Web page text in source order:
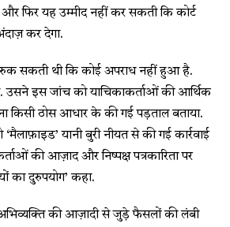
फिर यह उम्मीद नहीं कर सकती कि कोर्ट
कर देगा.
सकती थी कि कोई अपराध नहीं हुआ है.
इस जांच को याचिकाकर्ताओं की आर्थिक
किसी ठोस आधार के की गई पड़ताल बताया.
यानी बुरी नीयत से की गई कार्रवाई
की आज़ाद और निष्पक्ष पत्रकारिता पर
का दुरुपयोग’ कहा.
की आज़ादी से जुड़े फैसलों की लंबी